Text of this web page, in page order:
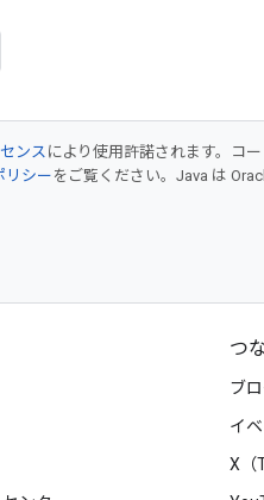
ンスにより使用許諾されます。コ
リシーをご覧ください。Java は
つ
ブ
イ
X（